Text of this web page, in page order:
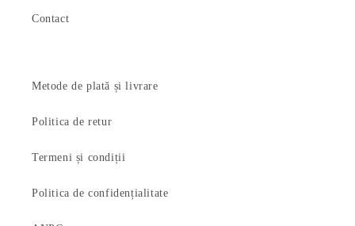
Contact
Metode de plată și livrare
Politica de retur
Termeni și condiții
Politica de confidențialitate